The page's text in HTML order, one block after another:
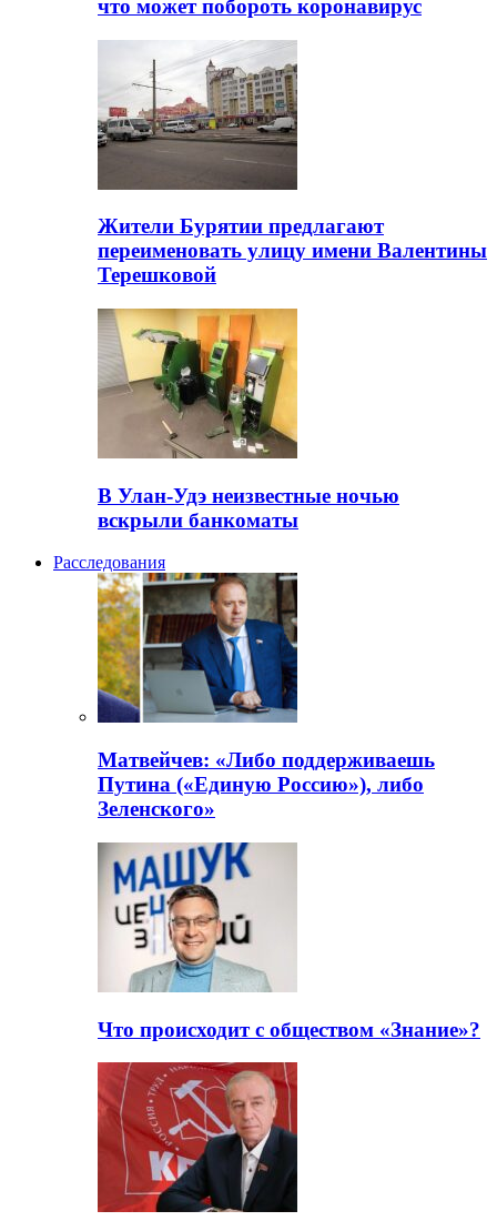
что может побороть коронавирус
Жители Бурятии предлагают
переименовать улицу имени Валентины
Терешковой
В Улан-Удэ неизвестные ночью
вскрыли банкоматы
Расследования
Матвейчев: «Либо поддерживаешь
Путина («Единую Россию»), либо
Зеленского»
Что происходит с обществом «Знание»?